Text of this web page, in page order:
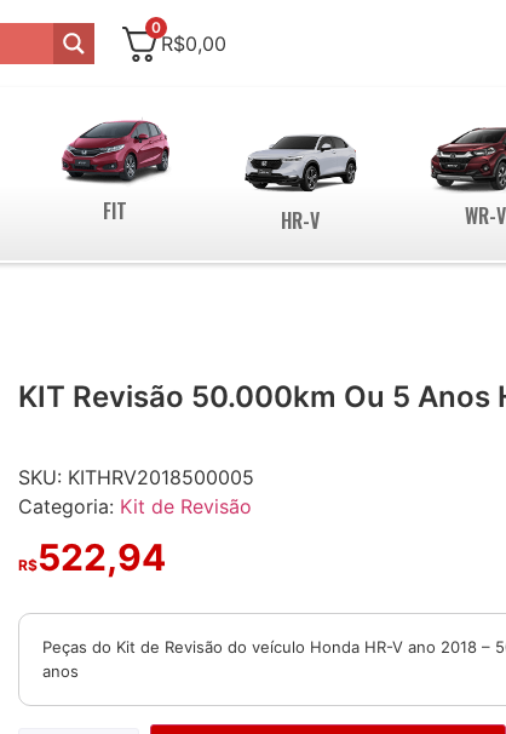
0
R$0,00
FIT HR-V WR-V
KIT Revisão 50.000km Ou 5 Anos
SKU: KITHRV2018500005
Categoria: Kit de Revisão
R$522,94
Peças do Kit de Revisão do veículo Honda HR-V ano 2018 –
anos